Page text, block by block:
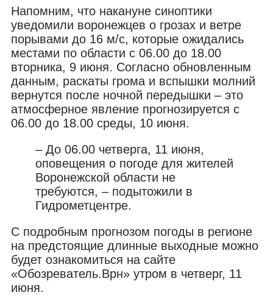
Напомним, что накануне синоптики
уведомили воронежцев о грозах и ветре
порывами до 16 м/с, которые ожидались
местами по области с 06.00 до 18.00
вторника, 9 июня. Согласно обновленным
данным, раскаты грома и вспышки молний
вернутся после ночной передышки – это
атмосферное явление прогнозируется с
06.00 до 18.00 среды, 10 июня.
– До 06.00 четверга, 11 июня,
оповещения о погоде для жителей
Воронежской области не
требуются, – подытожили в
Гидрометцентре.
С подробным прогнозом погоды в регионе
на предстоящие длинные выходные можно
будет ознакомиться на сайте
«Обозреватель.Врн» утром в четверг, 11
июня.